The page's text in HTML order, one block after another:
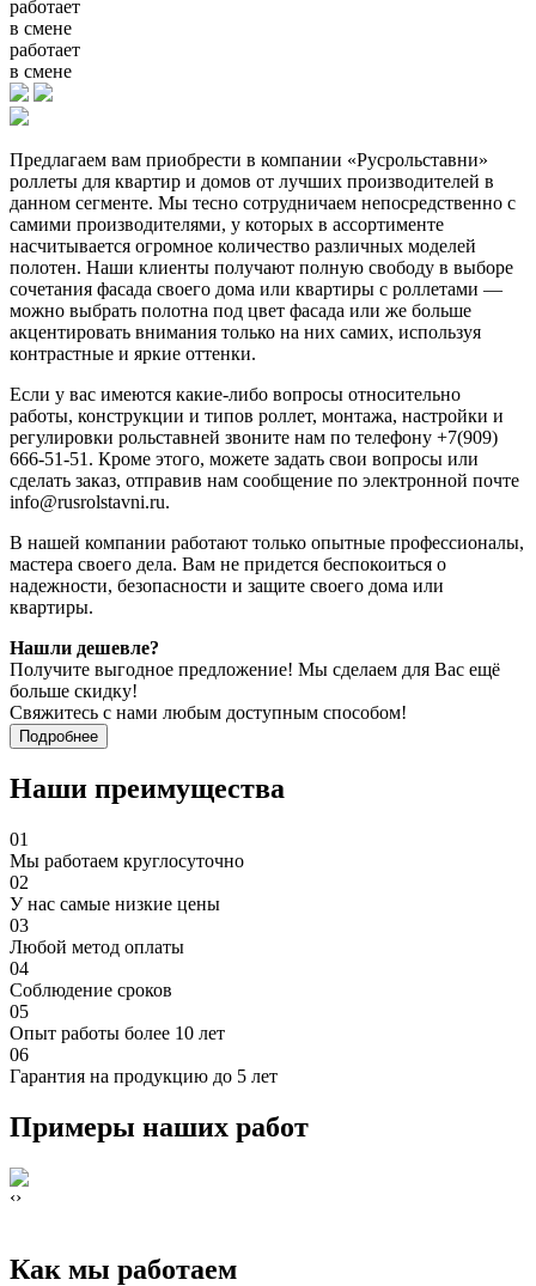
работает
в смене
работает
в смене
Предлагаем вам приобрести в компании «Русрольставни»
роллеты для квартир и домов от лучших производителей в
данном сегменте. Мы тесно сотрудничаем непосредственно с
самими производителями, у которых в ассортименте
насчитывается огромное количество различных моделей
полотен. Наши клиенты получают полную свободу в выборе
сочетания фасада своего дома или квартиры с роллетами —
можно выбрать полотна под цвет фасада или же больше
акцентировать внимания только на них самих, используя
контрастные и яркие оттенки.
Если у вас имеются какие-либо вопросы относительно
работы, конструкции и типов роллет, монтажа, настройки и
регулировки рольставней звоните нам по телефону +7(909)
666-51-51. Кроме этого, можете задать свои вопросы или
сделать заказ, отправив нам сообщение по электронной почте
info@rusrolstavni.ru.
В нашей компании работают только опытные профессионалы,
мастера своего дела. Вам не придется беспокоиться о
надежности, безопасности и защите своего дома или
квартиры.
Нашли дешевле?
Получите выгодное предложение! Мы сделаем для Вас ещё
больше скидку!
Свяжитесь с нами любым доступным способом!
Подробнее
Наши преимущества
01
Мы работаем круглосуточно
02
У нас самые низкие цены
03
Любой метод оплаты
04
Соблюдение сроков
05
Опыт работы более 10 лет
06
Гарантия на продукцию до 5 лет
Примеры наших работ
‹›
Как мы работаем